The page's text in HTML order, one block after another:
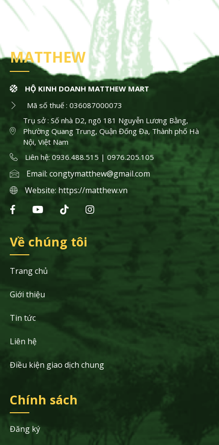
MATTHEW
HỘ KINH DOANH MATTHEW MART
Mã số thuế : 036087000073
Trụ sở : Số nhà D2, ngõ 181 Nguyễn Lương Bằng,
Phường Quang Trung, Quận Đống Đa, Thành phố Hà
Nội, Việt Nam
Liên hệ: 0936.488.515 | 0976.205.105
Email: congtymatthew@gmail.com
Website: https://matthew.vn
Về chúng tôi
Trang chủ
Giới thiệu
Tin tức
Liên hệ
Điều kiện giao dịch chung
Chính sách
Đăng ký